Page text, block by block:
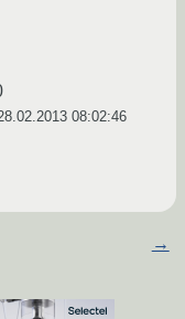
08:02:46
→